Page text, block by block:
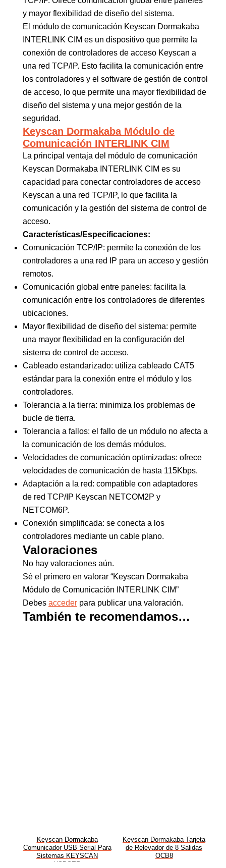
y mayor flexibilidad de diseño del sistema.
El módulo de comunicación Keyscan Dormakaba
INTERLINK CIM es un dispositivo que permite la
conexión de controladores de acceso Keyscan a
una red TCP/IP. Esto facilita la comunicación entre
los controladores y el software de gestión de control
de acceso, lo que permite una mayor flexibilidad de
diseño del sistema y una mejor gestión de la
seguridad.
Keyscan Dormakaba Módulo de
Comunicación INTERLINK CIM
La principal ventaja del módulo de comunicación
Keyscan Dormakaba INTERLINK CIM es su
capacidad para conectar controladores de acceso
Keyscan a una red TCP/IP, lo que facilita la
comunicación y la gestión del sistema de control de
acceso.
Características/Especificaciones:
Comunicación TCP/IP: permite la conexión de los
controladores a una red IP para un acceso y gestión
remotos.
Comunicación global entre paneles: facilita la
comunicación entre los controladores de diferentes
ubicaciones.
Mayor flexibilidad de diseño del sistema: permite
una mayor flexibilidad en la configuración del
sistema de control de acceso.
Cableado estandarizado: utiliza cableado CAT5
estándar para la conexión entre el módulo y los
controladores.
Tolerancia a la tierra: minimiza los problemas de
bucle de tierra.
Tolerancia a fallos: el fallo de un módulo no afecta a
la comunicación de los demás módulos.
Velocidades de comunicación optimizadas: ofrece
velocidades de comunicación de hasta 115Kbps.
Adaptación a la red: compatible con adaptadores
de red TCP/IP Keyscan NETCOM2P y
NETCOM6P.
Conexión simplificada: se conecta a los
controladores mediante un cable plano.
Valoraciones
No hay valoraciones aún.
Sé el primero en valorar “Keyscan Dormakaba
Módulo de Comunicación INTERLINK CIM”
Debes acceder para publicar una valoración.
También te recomendamos…
Keyscan Dormakaba
Comunicador USB Serial Para
Sistemas KEYSCAN
USBSER
Keyscan Dormakaba Tarjeta
de Relevador de 8 Salidas
OCB8